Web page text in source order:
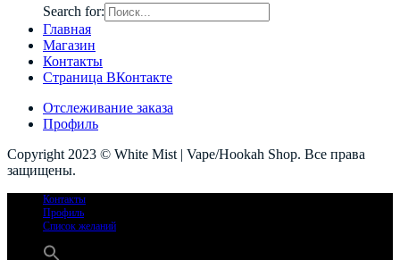
Search for:
Главная
Магазин
Контакты
Страница ВКонтакте
Отслеживание заказа
Профиль
Copyright 2023 © White Mist | Vape/Hookah Shop. Все права
защищены.
Контакты
Профиль
Список желаний